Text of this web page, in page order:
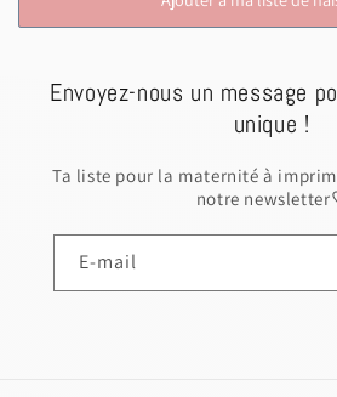
Envoyez-nous un message
unique !
Ta liste pour la maternité à
notre newsletter
E-mail